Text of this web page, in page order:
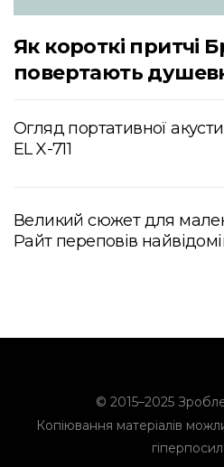
Як короткі притчі
повертають
Огляд портативної
EL X-711
Великий сюжет для
Райт переповів
© 2015–2025
Копіювання матеріалів